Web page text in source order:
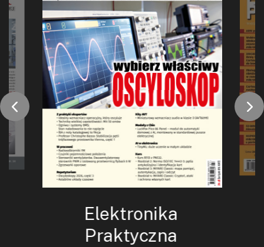
Elektronika
Praktyczna